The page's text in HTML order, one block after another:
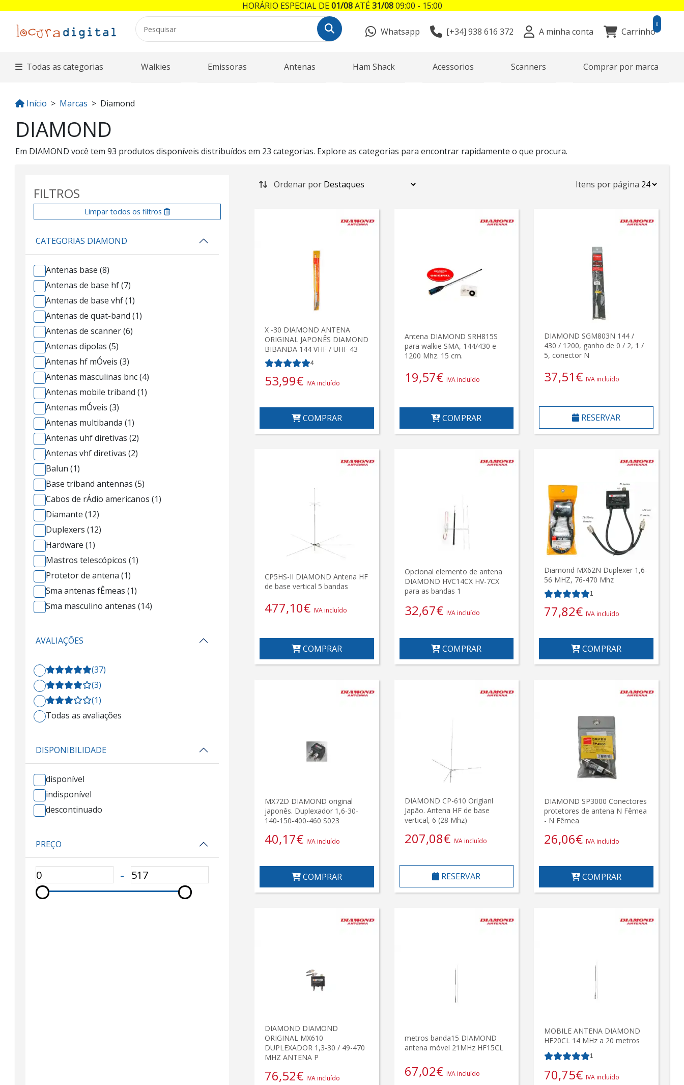
Whatsapp [+34] 938 616 372 A minha conta Carrinho
0
Todas as categorias Walkies Emissoras Antenas Ham Shack Acessorios Scanners Comprar por marca
Início Marcas Diamond
DIAMOND
Em DIAMOND você tem 93 produtos disponíveis distribuídos em 23 categorias. Explore as categorias para encontrar rapidamente o que procura.
FILTROS
Limpar todos os filtros
CATEGORIAS DIAMOND
Antenas base (8)
Antenas de base hf (7)
Antenas de base vhf (1)
Antenas de quat-band (1)
Antenas de scanner (6)
Antenas dipolas (5)
Antenas hf mÓveis (3)
Antenas masculinas bnc (4)
Antenas mobile triband (1)
Antenas mÓveis (3)
Antenas multibanda (1)
Antenas uhf diretivas (2)
Antenas vhf diretivas (2)
Balun (1)
Base triband antennas (5)
Cabos de rÁdio americanos (1)
Diamante (12)
Duplexers (12)
Hardware (1)
Mastros telescópicos (1)
Protetor de antena (1)
Sma antenas fÊmeas (1)
Sma masculino antenas (14)
AVALIAÇÕES
(37)
(3)
(1)
Todas as avaliações
DISPONIBILIDADE
disponível
indisponível
descontinuado
PREÇO
‐
Ordenar por Itens por página
X -30 DIAMOND ANTENA
ORIGINAL JAPONÊS DIAMOND
BIBANDA 144 VHF / UHF 43
4
53,99€ IVA incluído
COMPRAR
Antena DIAMOND SRH815S
para walkie SMA, 144/430 e
1200 Mhz. 15 cm.
19,57€ IVA incluído
COMPRAR
DIAMOND SGM803N 144 /
430 / 1200, ganho de 0 / 2, 1 /
5, conector N
37,51€ IVA incluído
RESERVAR
CP5HS-II DIAMOND Antena HF
de base vertical 5 bandas
477,10€ IVA incluído
COMPRAR
Opcional elemento de antena
DIAMOND HVC14CX HV-7CX
para as bandas 1
32,67€ IVA incluído
COMPRAR
Diamond MX62N Duplexer 1,6-
56 MHZ, 76-470 Mhz
1
77,82€ IVA incluído
COMPRAR
MX72D DIAMOND original
japonês. Duplexador 1,6-30-
140-150-400-460 S023
40,17€ IVA incluído
COMPRAR
DIAMOND CP-610 Origianl
Japão. Antena HF de base
vertical, 6 (28 Mhz)
207,08€ IVA incluído
RESERVAR
DIAMOND SP3000 Conectores
protetores de antena N Fêmea
- N Fêmea
26,06€ IVA incluído
COMPRAR
DIAMOND DIAMOND
ORIGINAL MX610
DUPLEXADOR 1,3-30 / 49-470
MHZ ANTENA P
76,52€ IVA incluído
metros banda15 DIAMOND
antena móvel 21MHz HF15CL
67,02€ IVA incluído
MOBILE ANTENA DIAMOND
HF20CL 14 MHz a 20 metros
1
70,75€ IVA incluído
HORÁRIO ESPECIAL DE01/08ATÉ31/0809:00 - 15:00